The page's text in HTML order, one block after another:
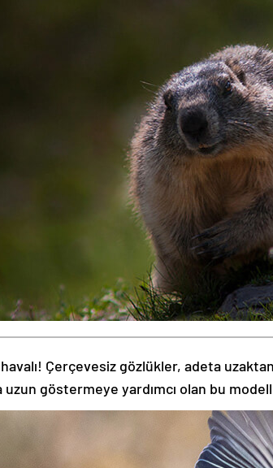
Çerçevesiz gözlükler, adeta
göstermeye yardımcı olan bu